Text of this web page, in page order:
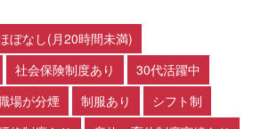
ぼなし(月20時間未満)
社会保険制度あり
30代活躍中
場が分煙 制服あり
シフト制